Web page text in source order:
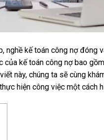
nghề kế toán công nợ đóng
kế toán công nợ bao
này, chúng ta sẽ cùng
hiện công việc một cách